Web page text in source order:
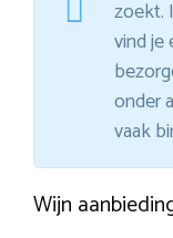
zoekt.
vind je
onder
vaak
Wijn